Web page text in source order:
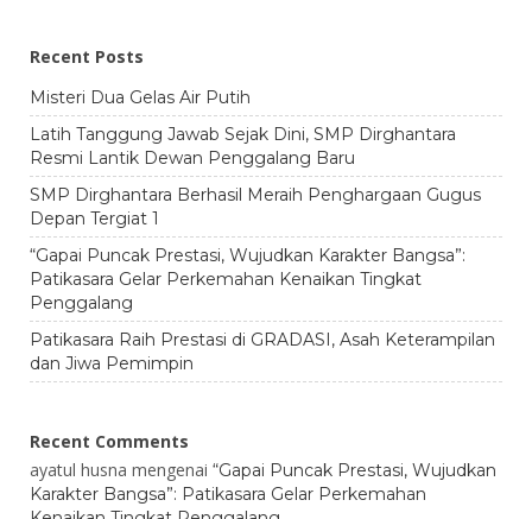
Recent Posts
Misteri Dua Gelas Air Putih
Latih Tanggung Jawab Sejak Dini, SMP Dirghantara
Resmi Lantik Dewan Penggalang Baru
SMP Dirghantara Berhasil Meraih Penghargaan Gugus
Depan Tergiat 1
“Gapai Puncak Prestasi, Wujudkan Karakter Bangsa”:
Patikasara Gelar Perkemahan Kenaikan Tingkat
Penggalang
Patikasara Raih Prestasi di GRADASI, Asah Keterampilan
dan Jiwa Pemimpin
Recent Comments
ayatul husna mengenai “Gapai Puncak Prestasi, Wujudkan
Karakter Bangsa”: Patikasara Gelar Perkemahan